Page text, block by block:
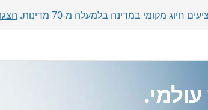
מקומי במדינה בלמעלה מ-70 מדינות.